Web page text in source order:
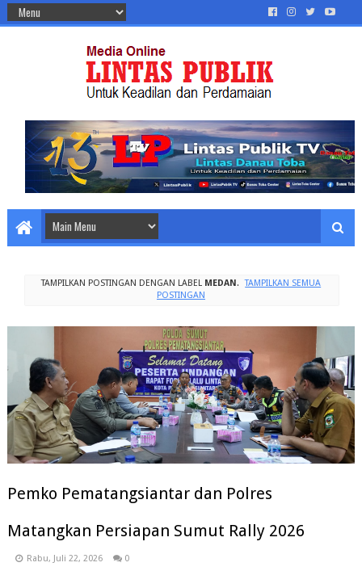
TAMPILKAN POSTINGAN DENGAN LABEL MEDAN .
TAMPILKAN SEMUA
POSTINGAN
Pemko Pematangsiantar dan Polres
Matangkan Persiapan Sumut Rally 2026
Rabu, Juli 22, 2026 0